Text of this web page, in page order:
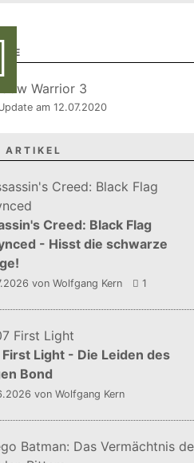
am 12.07.2020
ARTIKEL
Creed: Black Flag
- Hisst die schwarze
von Wolfgang Kern 1
Light - Die Leiden des
Bond
von Wolfgang Kern